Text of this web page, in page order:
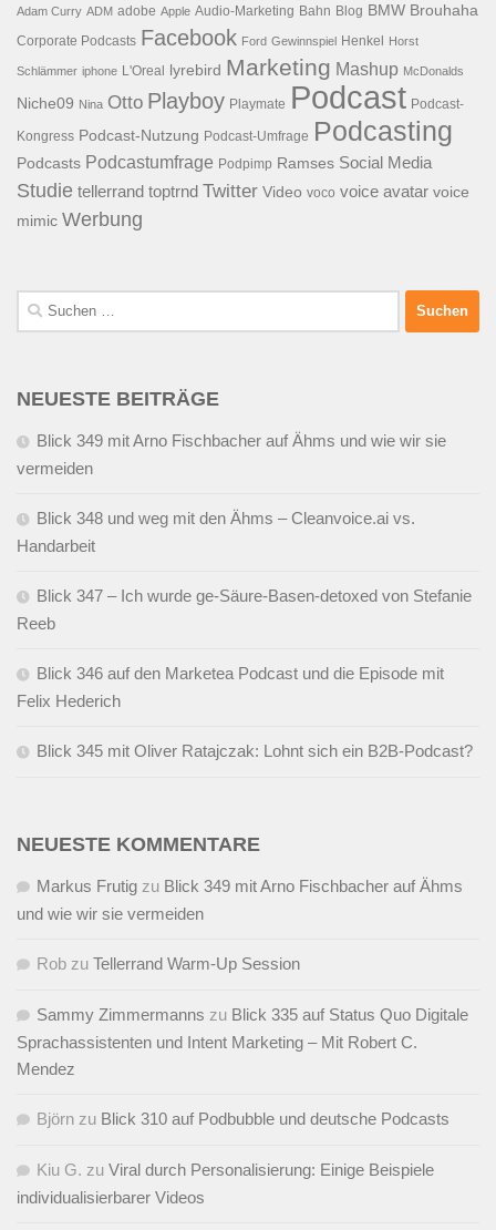
Adam Curry ADM adobe Apple Audio-Marketing Bahn Blog BMW Brouhaha
Corporate Podcasts Facebook Ford Gewinnspiel Henkel Horst
Schlämmer iphone L'Oreal lyrebird Marketing Mashup McDonalds
Niche09 Nina Otto Playboy Playmate Podcast Podcast-
Kongress Podcast-Nutzung Podcast-Umfrage Podcasting
Podcasts Podcastumfrage Podpimp Ramses Social Media
Studie tellerrand toptrnd Twitter Video voco voice avatar voice
mimic Werbung
Suchen
nach:
NEUESTE BEITRÄGE
Blick 349 mit Arno Fischbacher auf Ähms und wie wir sie
vermeiden
Blick 348 und weg mit den Ähms – Cleanvoice.ai vs.
Handarbeit
Blick 347 – Ich wurde ge-Säure-Basen-detoxed von Stefanie
Reeb
Blick 346 auf den Marketea Podcast und die Episode mit
Felix Hederich
Blick 345 mit Oliver Ratajczak: Lohnt sich ein B2B-Podcast?
NEUESTE KOMMENTARE
Markus Frutig zu Blick 349 mit Arno Fischbacher auf Ähms
und wie wir sie vermeiden
Rob zu Tellerrand Warm-Up Session
Sammy Zimmermanns zu Blick 335 auf Status Quo Digitale
Sprachassistenten und Intent Marketing – Mit Robert C.
Mendez
Björn zu Blick 310 auf Podbubble und deutsche Podcasts
Kiu G. zu Viral durch Personalisierung: Einige Beispiele
individualisierbarer Videos